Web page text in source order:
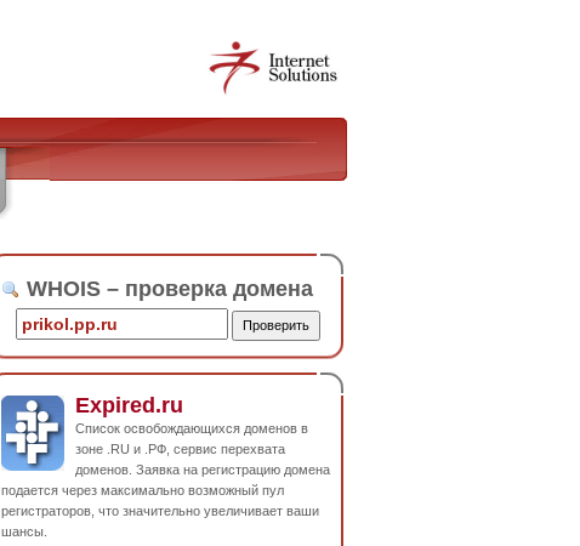
WHOIS – проверка домена
Expired.ru
Список освобождающихся доменов в
зоне .RU и .РФ, сервис перехвата
доменов. Заявка на регистрацию домена
подается через максимально возможный пул
регистраторов, что значительно увеличивает ваши
шансы.